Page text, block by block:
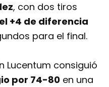
, con dos tiros
+4 de diferencia
para el final.
Lucentum consiguió
por 74-80 en una